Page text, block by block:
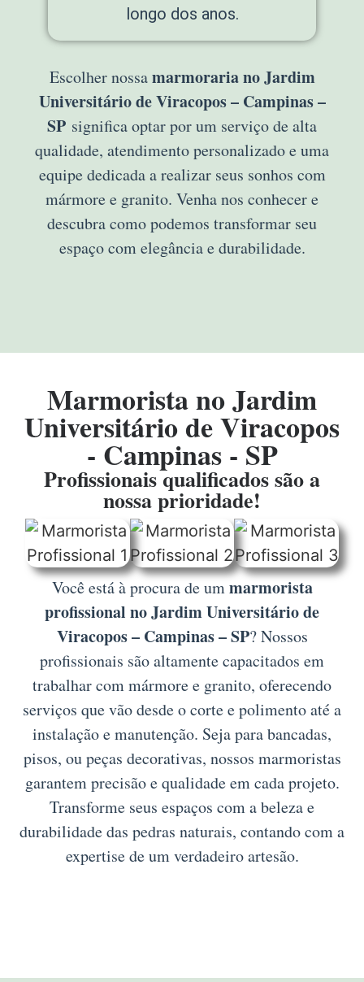
longo dos anos.
Escolher nossamarmoraria no Jardim
Universitário de Viracopos – Campinas –
SP significa optar por um serviço de alta
qualidade, atendimento personalizado e uma
equipe dedicada a realizar seus sonhos com
mármore e granito. Venha nos conhecer e
descubra como podemos transformar seu
espaço com elegância e durabilidade.
Marmorista no Jardim
Universitário de Viracopos
- Campinas - SP
Profissionais qualificados são a
nossa prioridade!
Você está à procura de ummarmorista
profissional no Jardim Universitário de
Viracopos – Campinas – SP? Nossos
profissionais são altamente capacitados em
trabalhar com mármore e granito, oferecendo
serviços que vão desde o corte e polimento até a
instalação e manutenção. Seja para bancadas,
pisos, ou peças decorativas, nossos marmoristas
garantem precisão e qualidade em cada projeto.
Transforme seus espaços com a beleza e
durabilidade das pedras naturais, contando com a
expertise de um verdadeiro artesão.